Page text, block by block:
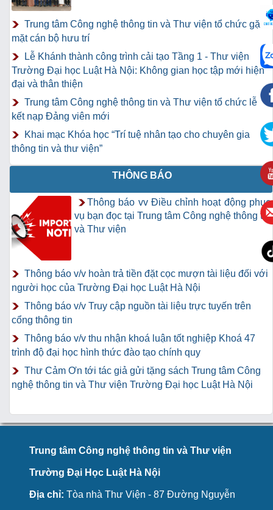
Trung tâm Công nghệ thông tin và Thư viện tổ chức gặp
mặt cán bộ hưu trí
Lễ Khánh thành công trình cải tạo Tầng 1 - Thư viện
Trường Đại học Luật Hà Nội: Không gian học tập mới hiện
đại và thân thiện
Trung tâm Công nghệ thông tin và Thư viện tổ chức lễ
kết nạp Đảng viên mới
Khai mạc Khóa học “Trí tuệ nhân tạo cho chuyên gia
thông tin và thư viện”
THÔNG BÁO
Thông báo vv Điều chỉnh hoạt động phục
vụ bạn đọc tại Trung tâm Công nghệ thông tin
và Thư viện
Thông báo v/v hoàn trả tiền đặt cọc mượn tài liệu đối với
người học của Trường Đại học Luật Hà Nội
Thông báo v/v Truy cập nguồn tài liệu trực tuyến trên
cổng thông tin
Thông báo v/v thu nhận khoá luận tốt nghiệp Khoá 47
trình độ đại học hình thức đào tạo chính quy
Thư Cảm Ơn tới tác giả gửi tặng sách Trung tâm Công
nghệ thông tin và Thư viện Trường Đại học Luật Hà Nội
Trung tâm Công nghệ thông tin và Thư viện
Trường Đại Học Luật Hà Nội
Địa chỉ: Tòa nhà Thư Viện - 87 Đường Nguyễn